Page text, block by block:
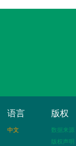
语言
中文
版权
数据来源
版权声明